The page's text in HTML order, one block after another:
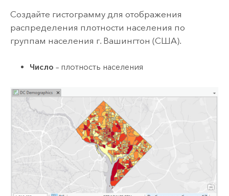
Создайте гистограмму для отображения
распределения плотности населения по
группам населения г. Вашингтон (США).
Число – плотность населения